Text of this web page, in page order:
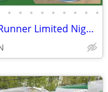
• • • • • • • • •
2019 Toyota 4Runner 4 Runner 4-Runner Limited Nightshade AWDSUV